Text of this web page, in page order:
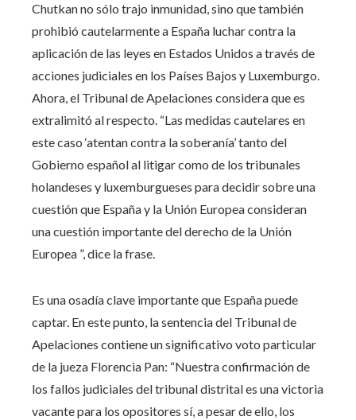
Chutkan no sólo trajo inmunidad, sino que también
prohibió cautelarmente a España luchar contra la
aplicación de las leyes en Estados Unidos a través de
acciones judiciales en los Países Bajos y Luxemburgo.
Ahora, el Tribunal de Apelaciones considera que es
extralimitó al respecto. “Las medidas cautelares en
este caso ‘atentan contra la soberanía’ tanto del
Gobierno español al litigar como de los tribunales
holandeses y luxemburgueses para decidir sobre una
cuestión que España y la Unión Europea consideran
una cuestión importante del derecho de la Unión
Europea ”, dice la frase.
Es una osadía clave importante que España puede
captar. En este punto, la sentencia del Tribunal de
Apelaciones contiene un significativo voto particular
de la jueza Florencia Pan: “Nuestra confirmación de
los fallos judiciales del tribunal distrital es una victoria
vacante para los opositores sí, a pesar de ello, los